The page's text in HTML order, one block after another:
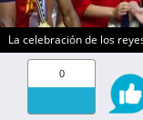
La celebración de los
0